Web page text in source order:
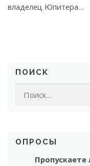
владелец Юпитера…
ПОИСК
ОПРОСЫ